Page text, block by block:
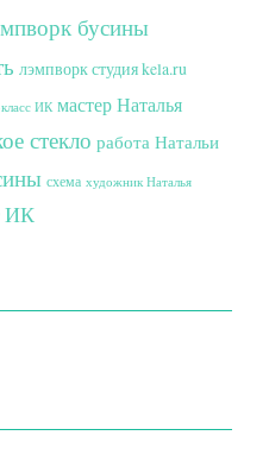
бусины
лэмпворк студия kela.ru
ИК мастер Наталья
стекло работа Натальи
схема художник Наталья
ИК